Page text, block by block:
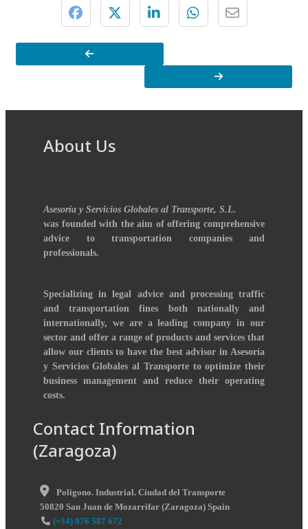
About Us
Asesoría y Servicios Globales al Transporte, S.L.
was founded with the aim of offering comprehensive
advice to transportation companies and
professionals.
Specializing in legal advice and processing traffic
and transportation fines both nationally and
internationally, we are a leading company in our
sector and offer a range of products and services that
allow our clients to have the best advisor in Asesoría
y Servicios Globales al Transporte to optimize their
business management and reduce their operating
costs.
Contact Information
(Zaragoza)
Poligono. Industrial. Ciudad del Transporte
50820 San Juan de Mozarrifar (Zaragoza) Spain
(+34) 976 587 672